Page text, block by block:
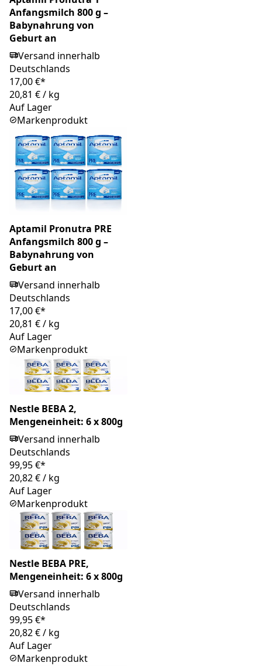
Anfangsmilch 800 g –
Babynahrung von
Geburt an
Versand innerhalb
Deutschlands
17,00 €*
20,81 €/ kg
Auf Lager
Markenprodukt
Aptamil Pronutra PRE
Anfangsmilch 800 g –
Babynahrung von
Geburt an
Versand innerhalb
Deutschlands
17,00 €*
20,81 €/ kg
Auf Lager
Markenprodukt
Nestle BEBA 2,
Mengeneinheit: 6 x 800g
Versand innerhalb
Deutschlands
99,95 €*
20,82 €/ kg
Auf Lager
Markenprodukt
Nestle BEBA PRE,
Mengeneinheit: 6 x 800g
Versand innerhalb
Deutschlands
99,95 €*
20,82 €/ kg
Auf Lager
Markenprodukt